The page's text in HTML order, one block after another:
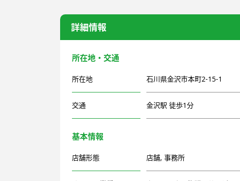
詳細情報
所在地・交通
所在地 石川県金沢市本町2-15-1
交通 金沢駅 徒歩1分
基本情報
店舗形態 店舗, 事務所